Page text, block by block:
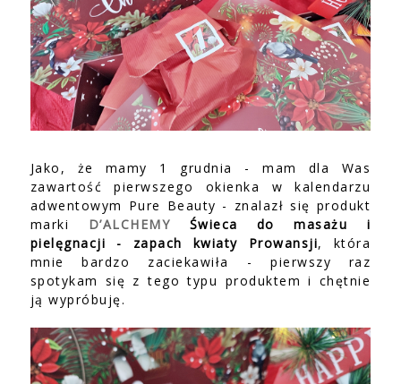
Jako, że mamy 1 grudnia - mam dla Was
zawartość pierwszego okienka w kalendarzu
adwentowym Pure Beauty - znalazł się produkt
marki D’ALCHEMY Świeca do masażu i
pielęgnacji - zapach kwiaty Prowansji, która
mnie bardzo zaciekawiła - pierwszy raz
spotykam się z tego typu produktem i chętnie
ją wypróbuję.